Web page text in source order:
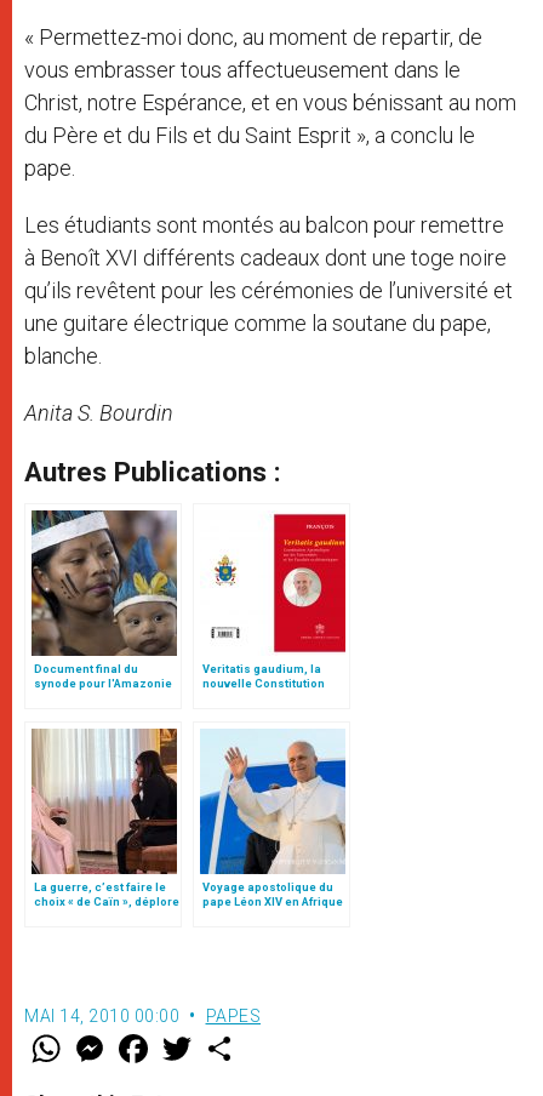
« Permettez-moi donc, au moment de repartir, de
vous embrasser tous affectueusement dans le
Christ, notre Espérance, et en vous bénissant au nom
du Père et du Fils et du Saint Esprit », a conclu le
pape.
Les étudiants sont montés au balcon pour remettre
à Benoît XVI différents cadeaux dont une toge noire
qu’ils revêtent pour les cérémonies de l’université et
une guitare électrique comme la soutane du pape,
blanche.
Anita S. Bourdin
Autres Publications :
Document final du
synode pour l'Amazonie
Veritatis gaudium, la
nouvelle Constitution
La guerre, c’est faire le
choix « de Caïn », déplore
Voyage apostolique du
pape Léon XIV en Afrique
MAI 14, 2010 00:00 PAPES
W M
e
F
a w